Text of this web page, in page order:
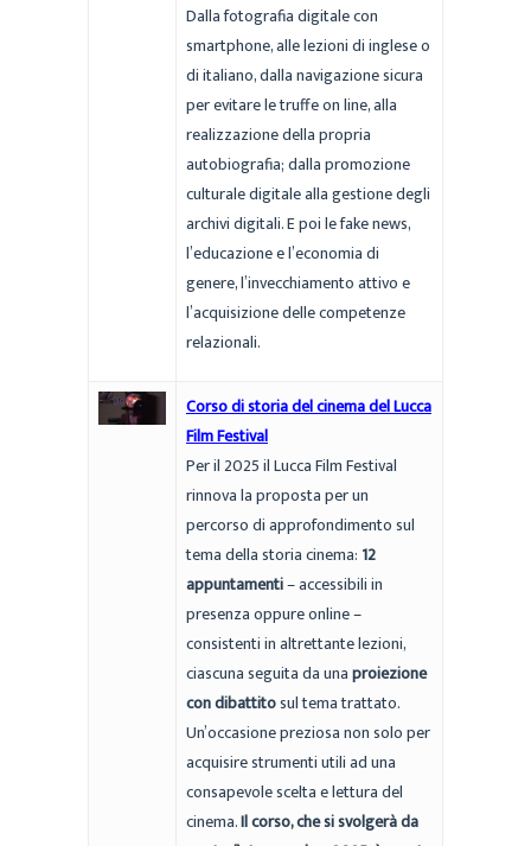
Dalla fotografia digitale con
smartphone, alle lezioni di inglese o
di italiano, dalla navigazione sicura
per evitare le truffe on line, alla
realizzazione della propria
autobiografia; dalla promozione
culturale digitale alla gestione degli
archivi digitali. E poi le fake news,
l’educazione e l’economia di
genere, l’invecchiamento attivo e
l’acquisizione delle competenze
relazionali.
Corso di storia del cinema del Lucca
Film Festival
Per il 2025 il Lucca Film Festival
rinnova la proposta per un
percorso di approfondimento sul
tema della storia cinema: 12
appuntamenti– accessibili in
presenza oppure online –
consistenti in altrettante lezioni,
ciascuna seguita da unaproiezione
con dibattitosul tema trattato.
Un’occasione preziosa non solo per
acquisire strumenti utili ad una
consapevole scelta e lettura del
cinema.Il corso, che si svolgerà da